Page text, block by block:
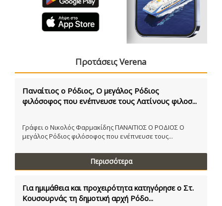
Προτάσεις Verena
Παναίτιος ο Ρόδιος, Ο μεγάλος Ρόδιος
φιλόσοφος που ενέπνευσε τους Λατίνους φιλοσ...
Γράφει ο Νικολός Φαρμακίδης ΠΑΝΑΙΤΙΟΣ Ο ΡΟΔΙΟΣ Ο
μεγάλος Ρόδιος φιλόσοφος που ενέπνευσε τους...
Περισσότερα
Για ημιμάθεια και προχειρότητα κατηγόρησε ο Στ.
Κουσουρνάς τη δημοτική αρχή Ρόδο...